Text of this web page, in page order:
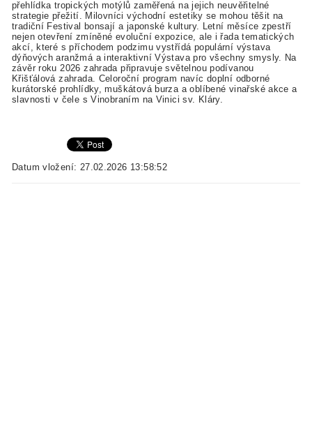
přehlídka tropických motýlů zaměřená na jejich neuvěřitelné
strategie přežití. Milovníci východní estetiky se mohou těšit na
tradiční Festival bonsají a japonské kultury. Letní měsíce zpestří
nejen otevření zmíněné evoluční expozice, ale i řada tematických
akcí, které s příchodem podzimu vystřídá populární výstava
dýňových aranžmá a interaktivní Výstava pro všechny smysly. Na
závěr roku 2026 zahrada připravuje světelnou podívanou
Křišťálová zahrada. Celoroční program navíc doplní odborné
kurátorské prohlídky, muškátová burza a oblíbené vinařské akce a
slavnosti v čele s Vinobraním na Vinici sv. Kláry.
Datum vložení: 27.02.2026 13:58:52